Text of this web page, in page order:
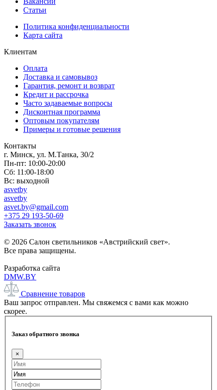
Статьи
Политика конфиденциальности
Карта сайта
Клиентам
Оплата
Доставка и самовывоз
Гарантия, ремонт и возврат
Кредит и рассрочка
Часто задаваемые вопросы
Дисконтная программа
Оптовым покупателям
Примеры и готовые решения
Контакты
г. Минск, ул. М.Танка, 30/2
Пн-пт: 10:00-20:00
Сб: 11:00-18:00
Вс: выходной
asvetby
asvetby
asvet.by@gmail.com
+375 29 193-50-69
Заказать звонок
© 2026 Салон светильников «Австрийский свет».
Все права защищены.
Разработка сайта
DMW.BY
Сравнение товаров
Ваш запрос отправлен. Мы свяжемся с вами как можно
скорее.
Заказ обратного звонка
×